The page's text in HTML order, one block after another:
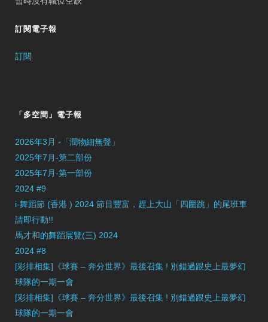
訂閱電子報
訂閱
「多空間」電子報
2026年3月 -「潤物細無聲」
2025年7月-第二部份
2025年7月-第一部份
2024 #9
i-舞蹈節 (香港 ) 2024 節目豐富，趕上大山「四圍跳」的尾班車
請即行動!!
馬才和的舞蹈展覽(三) 2024
2024 #8
[彩排相集]《球賽 – 奔分世界》最後召集 ! 別錯過跟史上最夢幻
球隊的一期一會
[彩排相集]《球賽 – 奔分世界》最後召集 ! 別錯過跟史上最夢幻
球隊的一期一會